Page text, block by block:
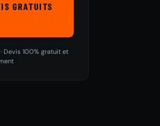
GRATUITS
Devis 100% gratuit et